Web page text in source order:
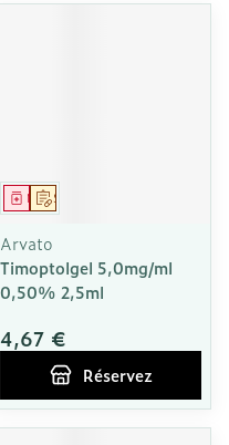
Sur prescription
Médicament
Arvato
Timoptolgel 5,0mg/ml
0,50% 2,5ml
4,67 €
Réservez